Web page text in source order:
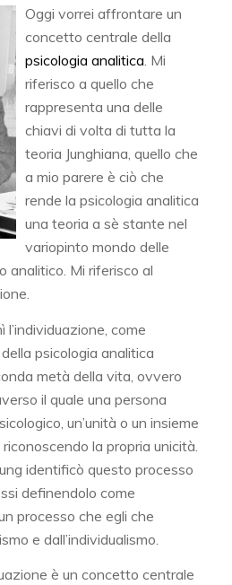
Oggi vorrei affrontare un
concetto centrale della
psicologia analitica. Mi
riferisco a quello che
rappresenta una delle
chiavi di volta di tutta la
teoria Junghiana, quello che
a mio parere è ciò che
rende la psicologia analitica
una teoria a sè stante nel
variopinto mondo delle
analitico. Mi riferisco al
l’individuazione, come
psicologia analitica
metà della vita, ovvero
il quale una persona
un’unità o un insieme
la propria unicità.
identificò questo processo
definendolo come
processo che egli che
e dall’individualismo.
è un concetto centrale